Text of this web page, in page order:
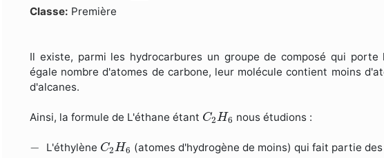
Formulaire de recherche
Classe: Première
Il existe, parmi les hydrocarbures un groupe de composé qui porte
égale nombre d'atomes de carbone, leur molécule contient moins
d'alcanes.
Ainsi, la formule de L'éthane étant C2H6
C 2H 6nous étudions :
− L'éthylène C2H6
C 2H 6(atomes d'hydrogène de moins) qui fait partie